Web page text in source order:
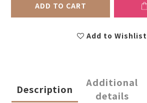
ADD TO CART
Add to Wishlist
Description
Additional
details